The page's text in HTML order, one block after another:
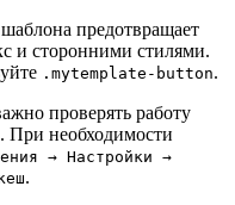
предотвращает
и сторонними стилями.
.mytemplate-button.
проверять работу
При необходимости
→ Настройки →
.